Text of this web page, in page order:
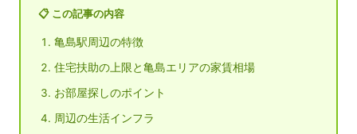
📋 この記事の内容
亀島駅周辺の特徴
住宅扶助の上限と亀島エリアの家賃相場
お部屋探しのポイント
周辺の生活インフラ